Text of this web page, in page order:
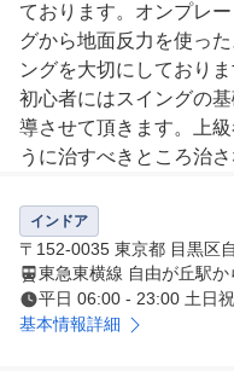
ております。オンプレ
グから地面反力を使っ
ングを大切にしておりま
初心者にはスイングの
導させて頂きます。上
うに治すべきところ治
の修正のすべき点を明
なたのスイングコーチ
ただきます。ゴルフは
練習の積み重ねです。
。
インドア
〒152-0035 東京都 目黒区
東急東横線 自由が丘駅
平日 06:00 - 23:00 土日
基本情報詳細